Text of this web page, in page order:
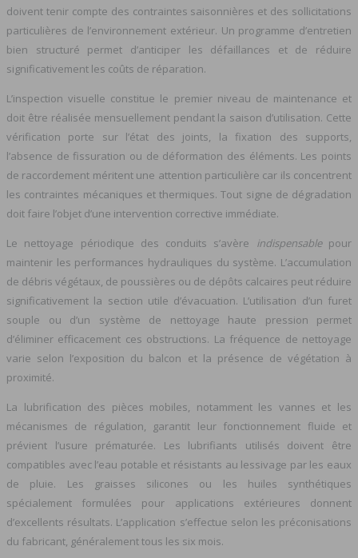
doivent tenir compte des contraintes saisonnières et des sollicitations
particulières de l’environnement extérieur. Un programme d’entretien
bien structuré permet d’anticiper les défaillances et de réduire
significativement les coûts de réparation.
L’inspection visuelle constitue le premier niveau de maintenance et
doit être réalisée mensuellement pendant la saison d’utilisation. Cette
vérification porte sur l’état des joints, la fixation des supports,
l’absence de fissuration ou de déformation des éléments. Les points
de raccordement méritent une attention particulière car ils concentrent
les contraintes mécaniques et thermiques. Tout signe de dégradation
doit faire l’objet d’une intervention corrective immédiate.
Le nettoyage périodique des conduits s’avère indispensablepour
maintenir les performances hydrauliques du système. L’accumulation
de débris végétaux, de poussières ou de dépôts calcaires peut réduire
significativement la section utile d’évacuation. L’utilisation d’un furet
souple ou d’un système de nettoyage haute pression permet
d’éliminer efficacement ces obstructions. La fréquence de nettoyage
varie selon l’exposition du balcon et la présence de végétation à
proximité.
La lubrification des pièces mobiles, notamment les vannes et les
mécanismes de régulation, garantit leur fonctionnement fluide et
prévient l’usure prématurée. Les lubrifiants utilisés doivent être
compatibles avec l’eau potable et résistants au lessivage par les eaux
de pluie. Les graisses silicones ou les huiles synthétiques
spécialement formulées pour applications extérieures donnent
d’excellents résultats. L’application s’effectue selon les préconisations
du fabricant, généralement tous les six mois.